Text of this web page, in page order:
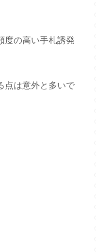
度の高い手札誘発
点は意外と多いで